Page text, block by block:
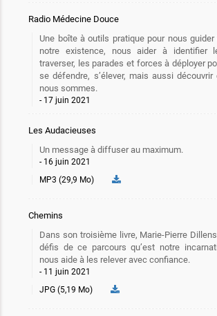
Radio Médecine Douce
Une boîte à outils pratique pour nous
notre existence, nous aider à identifier
traverser, les parades et forces à déployer
se défendre, s’élever, mais aussi
nous sommes.
17 juin 2021
Les Audacieuses
Un message à diffuser au maximum.
16 juin 2021
MP3 (29,9 Mo)
Chemins
Dans son troisième livre, Marie-Pierre
défis de ce parcours qu’est notre
nous aide à les relever avec confiance.
11 juin 2021
JPG (5,19 Mo)